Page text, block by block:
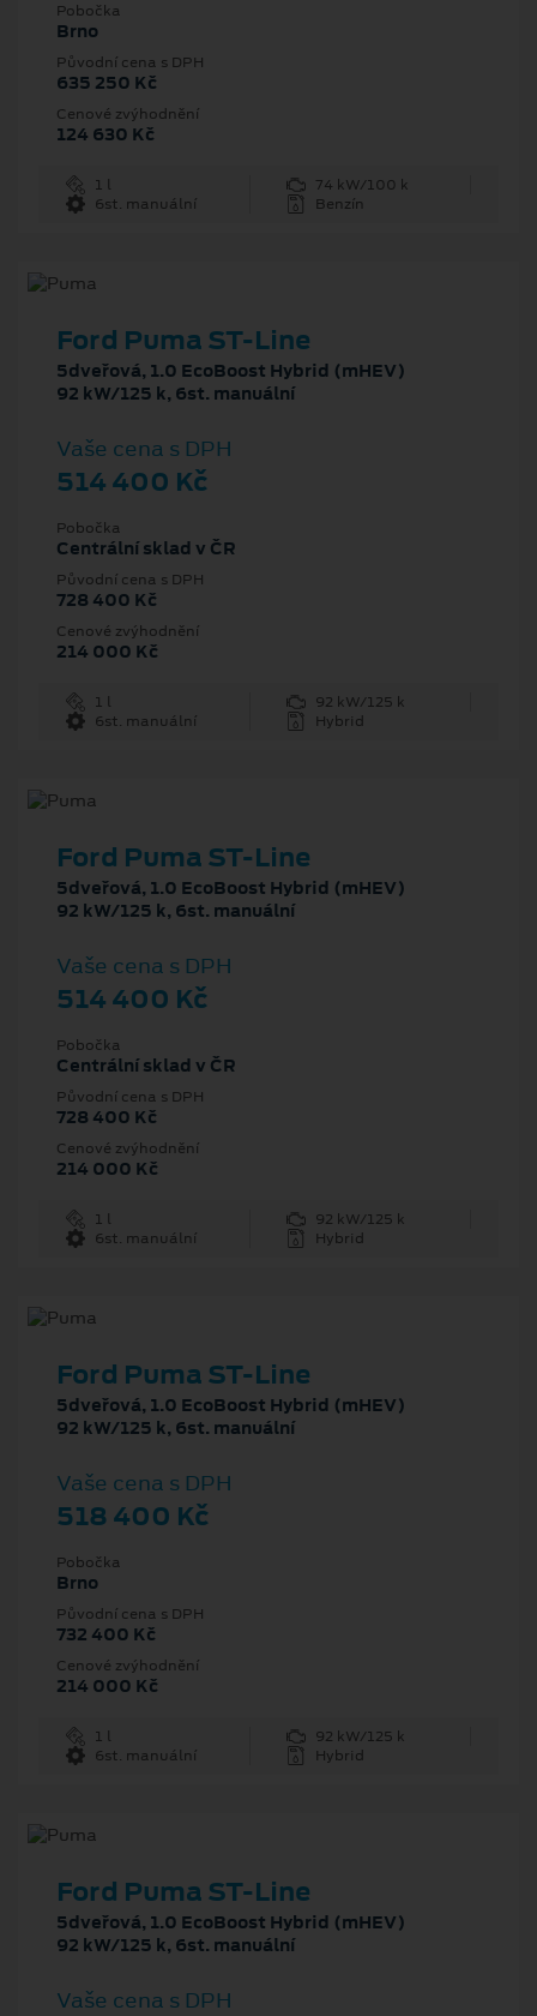
Pobočka
Brno
Původní cena s DPH
635 250 Kč
Cenové zvýhodnění
124 630 Kč
1 l
74 kW/100 k
6st. manuální
Benzín
Ford Puma ST-Line
5dveřová, 1.0 EcoBoost Hybrid (mHEV)
92 kW/125 k, 6st. manuální
Vaše cena s DPH
514 400 Kč
Pobočka
Centrální sklad v ČR
Původní cena s DPH
728 400 Kč
Cenové zvýhodnění
214 000 Kč
1 l
92 kW/125 k
6st. manuální
Hybrid
Ford Puma ST-Line
5dveřová, 1.0 EcoBoost Hybrid (mHEV)
92 kW/125 k, 6st. manuální
Vaše cena s DPH
514 400 Kč
Pobočka
Centrální sklad v ČR
Původní cena s DPH
728 400 Kč
Cenové zvýhodnění
214 000 Kč
1 l
92 kW/125 k
6st. manuální
Hybrid
Ford Puma ST-Line
5dveřová, 1.0 EcoBoost Hybrid (mHEV)
92 kW/125 k, 6st. manuální
Vaše cena s DPH
518 400 Kč
Pobočka
Brno
Původní cena s DPH
732 400 Kč
Cenové zvýhodnění
214 000 Kč
1 l
92 kW/125 k
6st. manuální
Hybrid
Ford Puma ST-Line
5dveřová, 1.0 EcoBoost Hybrid (mHEV)
92 kW/125 k, 6st. manuální
Vaše cena s DPH